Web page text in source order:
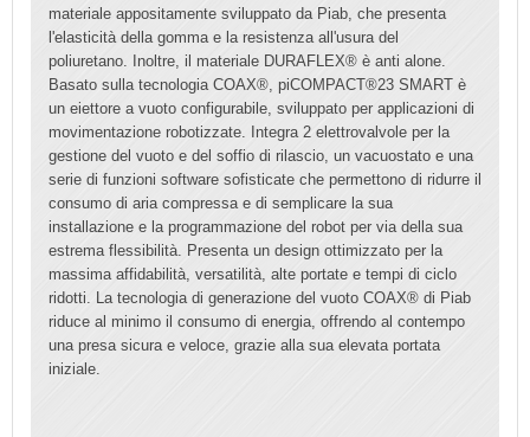
materiale appositamente sviluppato da Piab, che presenta
l'elasticità della gomma e la resistenza all'usura del
poliuretano. Inoltre, il materiale DURAFLEX® è anti alone.
Basato sulla tecnologia COAX®, piCOMPACT®23 SMART è
un eiettore a vuoto configurabile, sviluppato per applicazioni di
movimentazione robotizzate. Integra 2 elettrovalvole per la
gestione del vuoto e del soffio di rilascio, un vacuostato e una
serie di funzioni software sofisticate che permettono di ridurre il
consumo di aria compressa e di semplicare la sua
installazione e la programmazione del robot per via della sua
estrema flessibilità. Presenta un design ottimizzato per la
massima affidabilità, versatilità, alte portate e tempi di ciclo
ridotti. La tecnologia di generazione del vuoto COAX® di Piab
riduce al minimo il consumo di energia, offrendo al contempo
una presa sicura e veloce, grazie alla sua elevata portata
iniziale.